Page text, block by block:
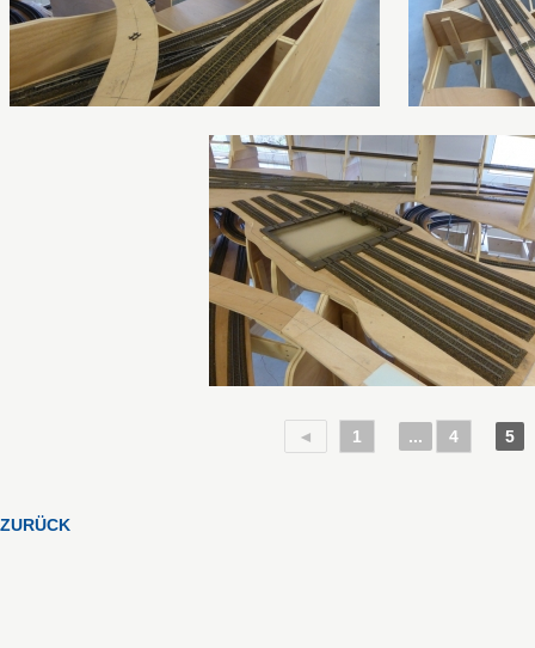
◄ 1 ... 4 5
ZURÜCK